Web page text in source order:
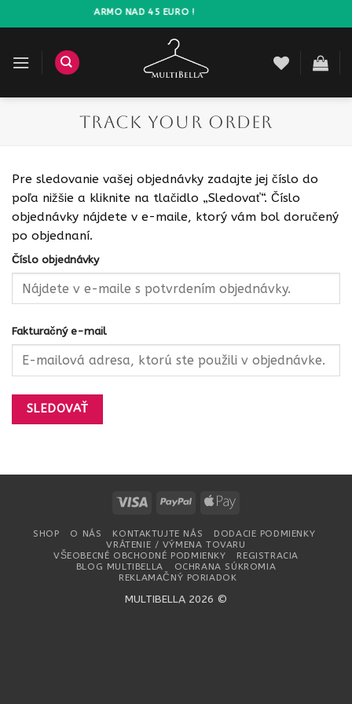
na
DOPRAVA ZADARMO NAD 45 EURO !
TRACK YOUR ORDER
Pre sledovanie vašej objednávky zadajte jej číslo do
poľa nižšie a kliknite na tlačidlo „Sledovať“. Číslo
objednávky nájdete v e-maile, ktorý vám bol doručený
po objednaní.
Číslo objednávky
Fakturačný e-mail
SLEDOVAŤ
Visa PayPal
Apple
SHOP O NÁS KONTAKTUJTE NÁS
DODACIE PODMIENKY
VRÁTENIE / VÝMENA TOVARU
VŠEOBECNÉ OBCHODNÉ PODMIENKY
REGISTRACIA
BLOG MULTIBELLA
OCHRANA SÚKROMIA
REKLAMAČNÝ PORIADOK
MULTIBELLA 2026 ©